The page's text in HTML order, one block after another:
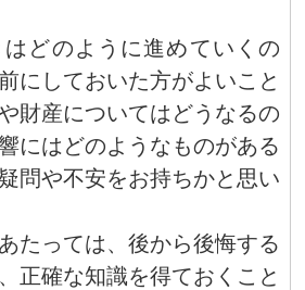
どのように進めていくの
にしておいた方がよいこと
財産についてはどうなるの
にはどのようなものがある
問や不安をお持ちかと思い
たっては、後から後悔する
正確な知識を得ておくこと